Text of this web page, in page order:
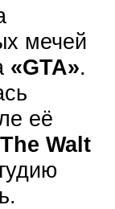
мечей
«GTA».
её
Walt